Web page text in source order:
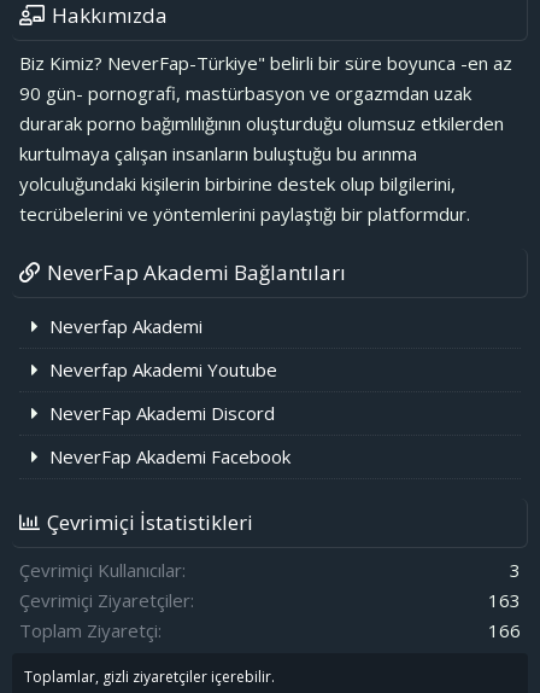
Hakkımızda
Biz Kimiz? NeverFap-Türkiye" belirli bir süre boyunca -en az
90 gün- pornografi, mastürbasyon ve orgazmdan uzak
durarak porno bağımlılığının oluşturduğu olumsuz etkilerden
kurtulmaya çalışan insanların buluştuğu bu arınma
yolculuğundaki kişilerin birbirine destek olup bilgilerini,
tecrübelerini ve yöntemlerini paylaştığı bir platformdur.
NeverFap Akademi Bağlantıları
Neverfap Akademi
Neverfap Akademi Youtube
NeverFap Akademi Discord
NeverFap Akademi Facebook
Çevrimiçi İstatistikleri
Çevrimiçi Kullanıcılar
3
Çevrimiçi Ziyaretçiler
163
Toplam Ziyaretçi
166
Toplamlar, gizli ziyaretçiler içerebilir.